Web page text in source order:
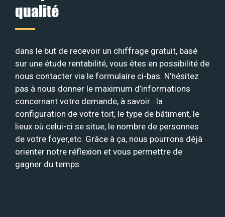
qualité
dans le but de recevoir un chiffrage gratuit, basé
sur une étude rentabilité, vous êtes en possibilité de
nous contacter via le formulaire ci-bas. N’hésitez
pas à nous donner le maximum d’informations
concernant votre demande, à savoir : la
configuration de votre toit, le type de bâtiment, le
lieux où celui-ci se situe, le nombre de personnes
de votre foyer,etc. Grâce à ça, nous pourrons déjà
orienter notre réflexion et vous permettre de
gagner du temps.